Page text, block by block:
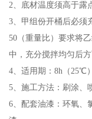
2、底材温度须高于露
3、甲组份开桶后必须
50（重量比）要求将
中，充分搅拌均匀后方
4、适用期：8h（25℃
5、施工方法：刷涂、
6、配套油漆：环氧、